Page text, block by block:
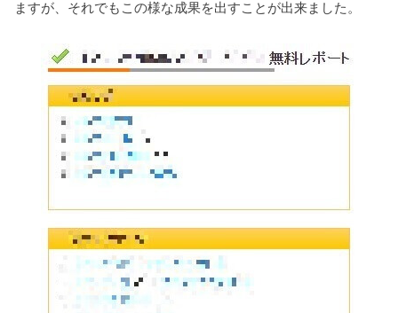
ますが、それでもこの様な成果を出すことが出来ました。